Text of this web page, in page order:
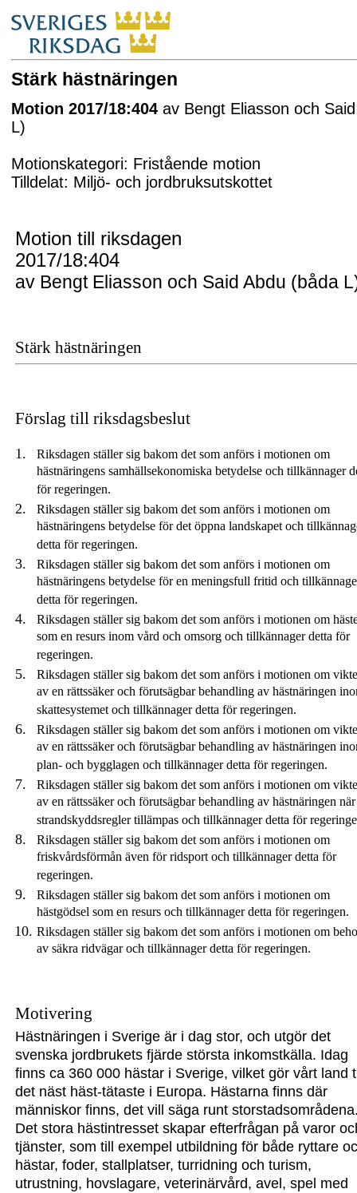
Stärk hästnäringen
Motion 2017/18:404 av Bengt Eliasson och
L)
Motionskategori: Fristående motion
Tilldelat: Miljö- och jordbruksutskottet
Motion till riksdagen
2017/18:404
av Bengt Eliasson och Said Abdu (båda
Stärk hästnäringen
Förslag till riksdagsbeslut
Riksdagen ställer sig bakom det som anförs i motionen om
hästnäringens samhällsekonomiska betydelse och tillkännager
för regeringen.
Riksdagen ställer sig bakom det som anförs i motionen om
hästnäringens betydelse för det öppna landskapet och
detta för regeringen.
Riksdagen ställer sig bakom det som anförs i motionen om
hästnäringens betydelse för en meningsfull fritid och
detta för regeringen.
Riksdagen ställer sig bakom det som anförs i motionen om
som en resurs inom vård och omsorg och tillkännager detta för
regeringen.
Riksdagen ställer sig bakom det som anförs i motionen om
av en rättssäker och förutsägbar behandling av hästnäringen
skattesystemet och tillkännager detta för regeringen.
Riksdagen ställer sig bakom det som anförs i motionen om
av en rättssäker och förutsägbar behandling av hästnäringen
plan- och bygglagen och tillkännager detta för regeringen.
Riksdagen ställer sig bakom det som anförs i motionen om
av en rättssäker och förutsägbar behandling av hästnäringen när
strandskyddsregler tillämpas och tillkännager detta för
Riksdagen ställer sig bakom det som anförs i motionen om
friskvårdsförmån även för ridsport och tillkännager detta för
regeringen.
Riksdagen ställer sig bakom det som anförs i motionen om
hästgödsel som en resurs och tillkännager detta för regeringen.
Riksdagen ställer sig bakom det som anförs i motionen om
av säkra ridvägar och tillkännager detta för regeringen.
Motivering
Hästnäringen i Sverige är i dag stor, och utgör det
svenska jordbrukets fjärde största inkomstkälla. Idag
finns ca 360 000 hästar i Sverige, vilket gör vårt land
det näst häst-tätaste i Europa. Hästarna finns där
människor finns, det vill säga runt
Det stora hästintresset skapar efterfrågan på varor
tjänster, som till exempel utbildning för både ryttare
hästar, foder, stallplatser, turridning och turism,
utrustning, hovslagare, veterinärvård, avel, spel med